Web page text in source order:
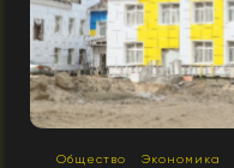
Общество Экономика